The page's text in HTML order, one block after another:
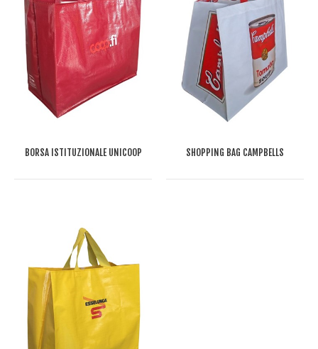
BORSA ISTITUZIONALE UNICOOP SHOPPING BAG CAMPBELLS